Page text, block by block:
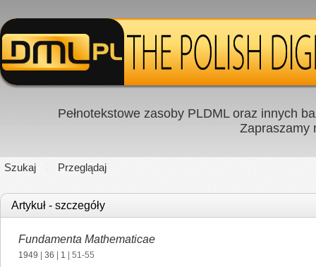
Pełnotekstowe zasoby PLDML oraz innych
Zapraszamy
Szukaj Przeglądaj
Artykuł - szczegóły
Fundamenta Mathematicae
1949 36 1 | 51-55